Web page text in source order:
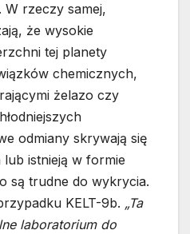
rzeczy samej,
że wysokie
tej planety
chemicznych,
żelazo czy
odmiany skrywają się
istnieją w formie
są trudne do wykrycia.
KELT-9b. „Ta
laboratorium do